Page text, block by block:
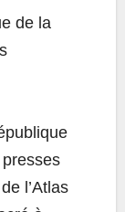
de la
l’Atlas